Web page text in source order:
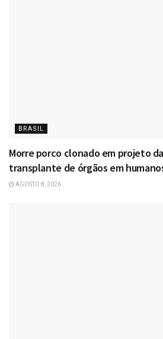
BRASIL
Morre porco clonado em projeto
transplante de órgãos em
AGOSTO 8, 2026